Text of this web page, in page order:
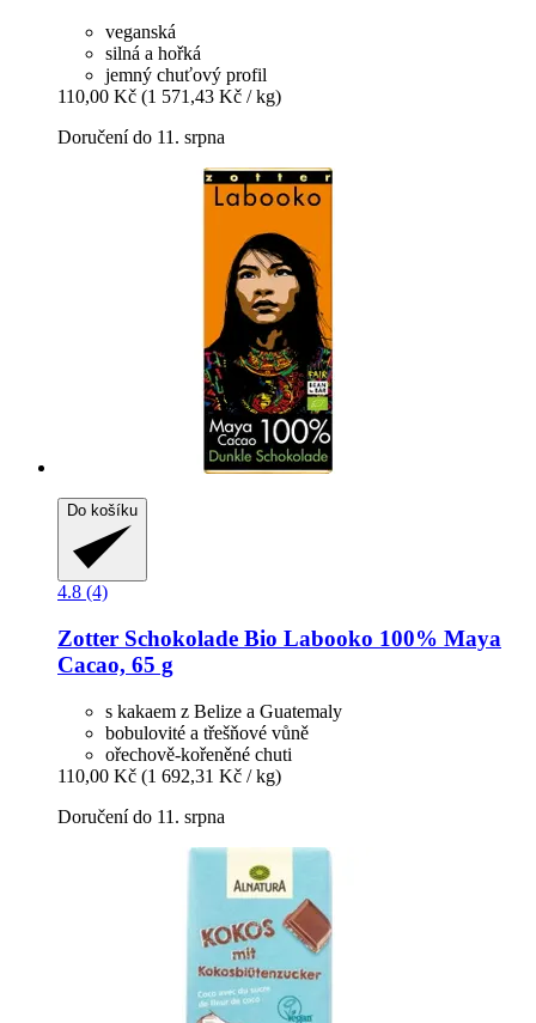
veganská
silná a hořká
jemný chuťový profil
110,00 Kč (1 571,43 Kč / kg)
Doručení do 11. srpna
Do košíku
4.8 (4)
Zotter Schokolade Bio Labooko 100% Maya
Cacao, 65 g
s kakaem z Belize a Guatemaly
bobulovité a třešňové vůně
ořechově-kořeněné chuti
110,00 Kč (1 692,31 Kč / kg)
Doručení do 11. srpna